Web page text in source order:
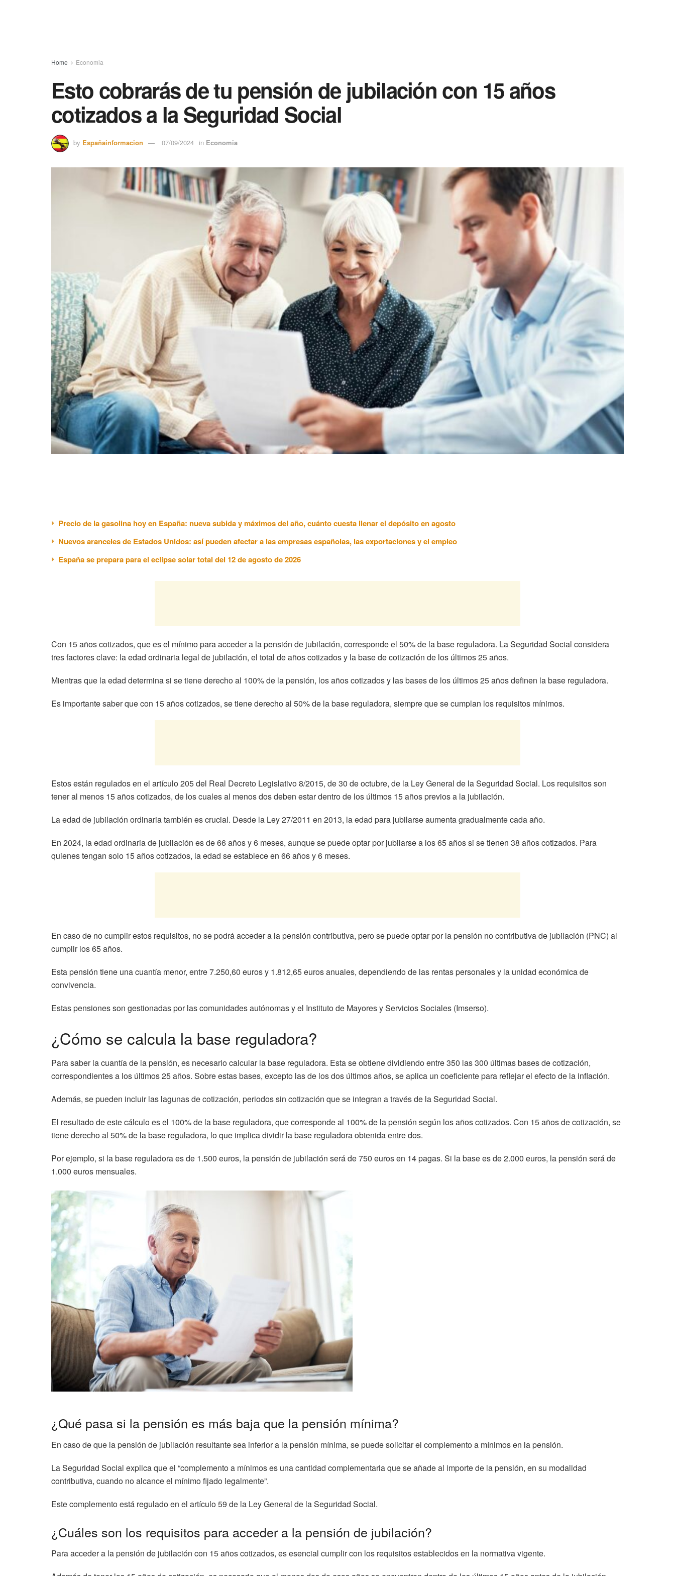
Home Economia
Esto cobrarás de tu pensión de jubilación con 15 años
cotizados a la Seguridad Social
by Españainformacion 07/09/2024 in Economia
Precio de la gasolina hoy en España: nueva subida y máximos del año, cuánto cuesta llenar el depósito en agosto
Nuevos aranceles de Estados Unidos: así pueden afectar a las empresas españolas, las exportaciones y el empleo
España se prepara para el eclipse solar total del 12 de agosto de 2026
Con 15 años cotizados, que es el mínimo para acceder a la pensión de jubilación, corresponde el 50% de la base reguladora. La Seguridad Social considera
tres factores clave: la edad ordinaria legal de jubilación, el total de años cotizados y la base de cotización de los últimos 25 años.
Mientras que la edad determina si se tiene derecho al 100% de la pensión, los años cotizados y las bases de los últimos 25 años definen la base reguladora.
Es importante saber que con 15 años cotizados, se tiene derecho al 50% de la base reguladora, siempre que se cumplan los requisitos mínimos.
Estos están regulados en el artículo 205 del Real Decreto Legislativo 8/2015, de 30 de octubre, de la Ley General de la Seguridad Social. Los requisitos son
tener al menos 15 años cotizados, de los cuales al menos dos deben estar dentro de los últimos 15 años previos a la jubilación.
La edad de jubilación ordinaria también es crucial. Desde la Ley 27/2011 en 2013, la edad para jubilarse aumenta gradualmente cada año.
En 2024, la edad ordinaria de jubilación es de 66 años y 6 meses, aunque se puede optar por jubilarse a los 65 años si se tienen 38 años cotizados. Para
quienes tengan solo 15 años cotizados, la edad se establece en 66 años y 6 meses.
En caso de no cumplir estos requisitos, no se podrá acceder a la pensión contributiva, pero se puede optar por la pensión no contributiva de jubilación (PNC) al
cumplir los 65 años.
Esta pensión tiene una cuantía menor, entre 7.250,60 euros y 1.812,65 euros anuales, dependiendo de las rentas personales y la unidad económica de
convivencia.
Estas pensiones son gestionadas por las comunidades autónomas y el Instituto de Mayores y Servicios Sociales (Imserso).
¿Cómo se calcula la base reguladora?
Para saber la cuantía de la pensión, es necesario calcular la base reguladora. Esta se obtiene dividiendo entre 350 las 300 últimas bases de cotización,
correspondientes a los últimos 25 años. Sobre estas bases, excepto las de los dos últimos años, se aplica un coeficiente para reflejar el efecto de la inflación.
Además, se pueden incluir las lagunas de cotización, periodos sin cotización que se integran a través de la Seguridad Social.
El resultado de este cálculo es el 100% de la base reguladora, que corresponde al 100% de la pensión según los años cotizados. Con 15 años de cotización, se
tiene derecho al 50% de la base reguladora, lo que implica dividir la base reguladora obtenida entre dos.
Por ejemplo, si la base reguladora es de 1.500 euros, la pensión de jubilación será de 750 euros en 14 pagas. Si la base es de 2.000 euros, la pensión será de
1.000 euros mensuales.
¿Qué pasa si la pensión es más baja que la pensión mínima?
En caso de que la pensión de jubilación resultante sea inferior a la pensión mínima, se puede solicitar el complemento a mínimos en la pensión.
La Seguridad Social explica que el “complemento a mínimos es una cantidad complementaria que se añade al importe de la pensión, en su modalidad
contributiva, cuando no alcance el mínimo fijado legalmente”.
Este complemento está regulado en el artículo 59 de la Ley General de la Seguridad Social.
¿Cuáles son los requisitos para acceder a la pensión de jubilación?
Para acceder a la pensión de jubilación con 15 años cotizados, es esencial cumplir con los requisitos establecidos en la normativa vigente.